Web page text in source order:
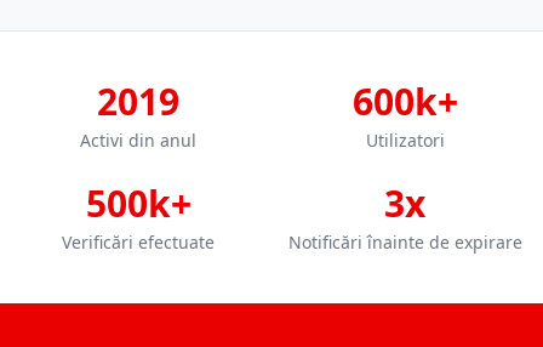
2019
Activi din anul
600k+
Utilizatori
500k+
Verificări efectuate
3x
Notificări înainte de expirare